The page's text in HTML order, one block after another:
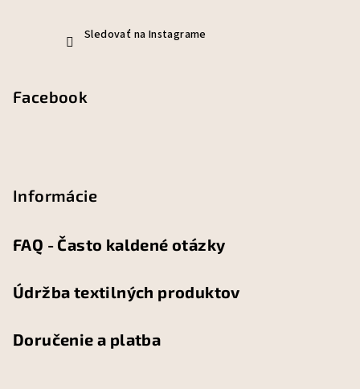
Sledovať na Instagrame
Facebook
Informácie
FAQ - Často kaldené otázky
Údržba textilných produktov
Doručenie a platba